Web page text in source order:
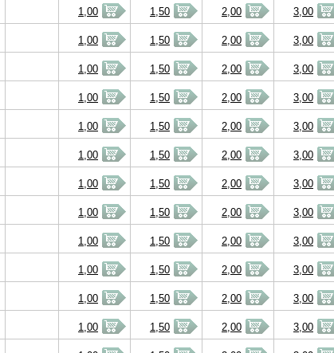
1,00 1,50 2,00 3,00
1,00 1,50 2,00 3,00
1,00 1,50 2,00 3,00
1,00 1,50 2,00 3,00
1,00 1,50 2,00 3,00
1,00 1,50 2,00 3,00
1,00 1,50 2,00 3,00
1,00 1,50 2,00 3,00
1,00 1,50 2,00 3,00
1,00 1,50 2,00 3,00
1,00 1,50 2,00 3,00
1,00 1,50 2,00 3,00